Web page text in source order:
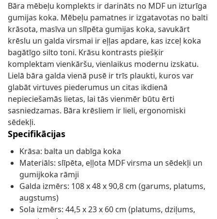
Bāra mēbeļu komplekts ir darināts no MDF un izturīga
gumijas koka. Mēbeļu pamatnes ir izgatavotas no balti
krāsota, masīva un slīpēta gumijas koka, savukārt
krēslu un galda virsmai ir eļļas apdare, kas izceļ koka
bagātīgo silto toni. Krāsu kontrasts piešķir
komplektam vienkāršu, vienlaikus modernu izskatu.
Lielā bāra galda vienā pusē ir trīs plaukti, kuros var
glabāt virtuves piederumus un citas ikdienā
nepieciešamās lietas, lai tās vienmēr būtu ērti
sasniedzamas. Bāra krēsliem ir lieli, ergonomiski
sēdekļi.
Specifikācijas
Krāsa: balta un dabīga koka
Materiāls: slīpēta, eļļota MDF virsma un sēdekļi un
gumijkoka rāmji
Galda izmērs: 108 x 48 x 90,8 cm (garums, platums,
augstums)
Sola izmērs: 44,5 x 23 x 60 cm (platums, dziļums,